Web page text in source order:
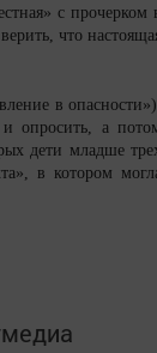
с прочерком
что
в
опросить, а
дети младше
в котором